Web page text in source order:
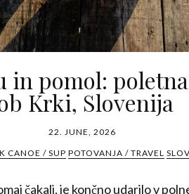
in pomol:
Krki, Slovenija
22. JUNE, 2026
CANOE / SUP POTOVANJA / TRAVEL
čakali, je končno udarilo v